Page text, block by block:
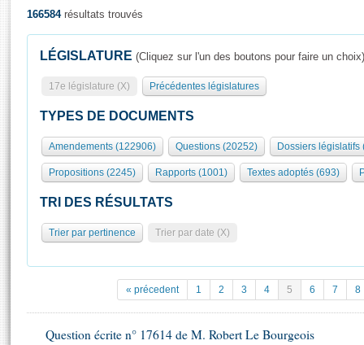
Présidence
577 députés
Groupes politiques
Séance publique
Commissions et autres organes
Europe et International
Pétitions
Projets de loi
Rôle et pouvoirs de l'Assemblée
Organisation de l'Assemblée
Présidence Conférence des Présidents Bureau Collège des
Statistiques et chiffres clés
Documents de référence
( Constitution | Règlement de l'Assemblée ... )
Visiter l'Assemblée
Visite virtuelle du palais Bourbon
Assister à une séance
La Bibliothèque
166584résultats trouvés
LÉGISLATURE (Cliquez sur l'un des boutons pour faire un choix)
17e législature (X) Précédentes législatures
TYPES DE DOCUMENTS
Amendements (122906) Questions (20252) Dossiers législatifs
Propositions (2245) Rapports (1001) Textes adoptés (693)
TRI DES RÉSULTATS
Trier par pertinence Trier par date (X)
« précedent 1 2 3 4 5 6 7 8
Question écrite n° 17614 de M. Robert Le Bourgeois